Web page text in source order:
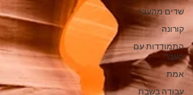
שדים מהעבר
קורונה
התמודדות עם
העבר
אמת
עבודה בשבת